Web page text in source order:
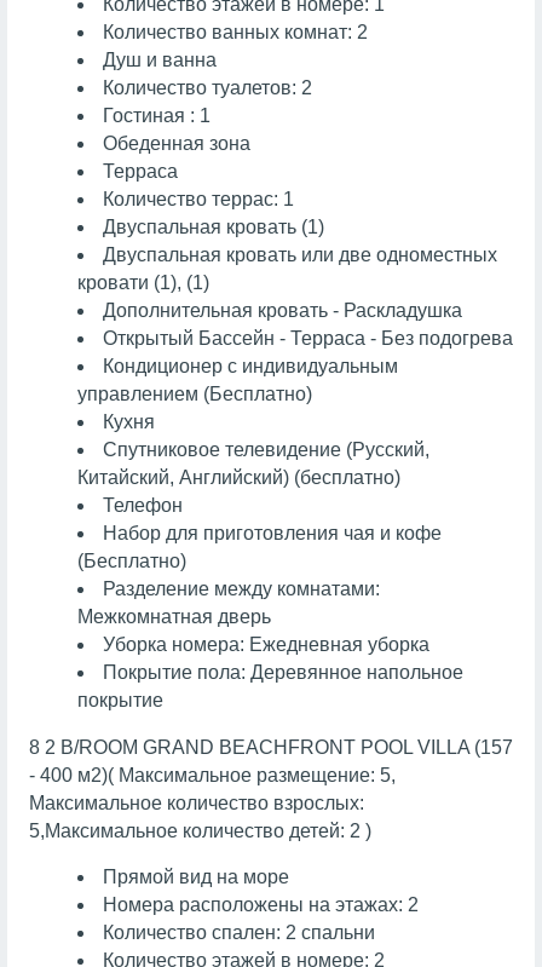
Количество этажей в номере: 1
Количество ванных комнат: 2
Душ и ванна
Количество туалетов: 2
Гостиная : 1
Обеденная зона
Терраса
Количество террас: 1
Двуспальная кровать (1)
Двуспальная кровать или две одноместных
кровати (1), (1)
Дополнительная кровать - Раскладушка
Открытый Бассейн - Терраса - Без подогрева
Кондиционер с индивидуальным
управлением (Бесплатно)
Кухня
Спутниковое телевидение (Русский,
Китайский, Английский) (бесплатно)
Телефон
Набор для приготовления чая и кофе
(Бесплатно)
Разделение между комнатами:
Межкомнатная дверь
Уборка номера: Ежедневная уборка
Покрытие пола: Деревянное напольное
покрытие
8 2 B/ROOM GRAND BEACHFRONT POOL VILLA (157
- 400 м2)( Максимальное размещение: 5,
Максимальное количество взрослых:
5,Максимальное количество детей: 2 )
Прямой вид на море
Номера расположены на этажах: 2
Количество спален: 2 спальни
Количество этажей в номере: 2